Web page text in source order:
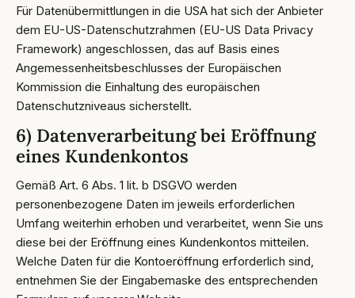
Für Datenübermittlungen in die USA hat sich der Anbieter
dem EU-US-Datenschutzrahmen (EU-US Data Privacy
Framework) angeschlossen, das auf Basis eines
Angemessenheitsbeschlusses der Europäischen
Kommission die Einhaltung des europäischen
Datenschutzniveaus sicherstellt.
6) Datenverarbeitung bei Eröffnung
eines Kundenkontos
Gemäß Art. 6 Abs. 1 lit. b DSGVO werden
personenbezogene Daten im jeweils erforderlichen
Umfang weiterhin erhoben und verarbeitet, wenn Sie uns
diese bei der Eröffnung eines Kundenkontos mitteilen.
Welche Daten für die Kontoeröffnung erforderlich sind,
entnehmen Sie der Eingabemaske des entsprechenden